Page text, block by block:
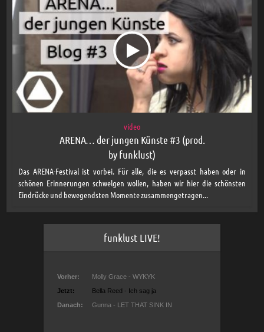
video
ARENA… der jungen Künste #3 (prod.
by funklust)
Das ARENA-Festival ist vorbei. Für alle, die es verpasst haben oder in
schönen Erinnerungen schwelgen wollen, haben wir hier die schönsten
Eindrücke und bewegendsten Momente zusammengetragen...
funklust LIVE!